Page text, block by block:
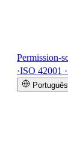
Permission-
·ISO 42001 ·
Português